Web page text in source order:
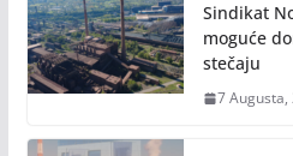
Sindikat
moguće
stečaju
7 Augusta,